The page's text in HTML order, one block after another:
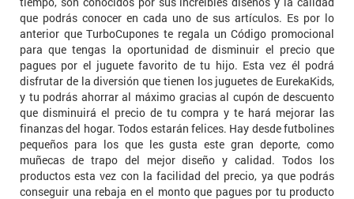
que podrás conocer en cada uno de sus artículos. Es por lo
anterior que TurboCupones te regala un Código promocional
para que tengas la oportunidad de disminuir el precio que
pagues por el juguete favorito de tu hijo. Esta vez él podrá
disfrutar de la diversión que tienen los juguetes de EurekaKids,
y tu podrás ahorrar al máximo gracias al cupón de descuento
que disminuirá el precio de tu compra y te hará mejorar las
finanzas del hogar. Todos estarán felices. Hay desde futbolines
pequeños para los que les gusta este gran deporte, como
muñecas de trapo del mejor diseño y calidad. Todos los
productos esta vez con la facilidad del precio, ya que podrás
conseguir una rebaja en el monto que pagues por tu producto